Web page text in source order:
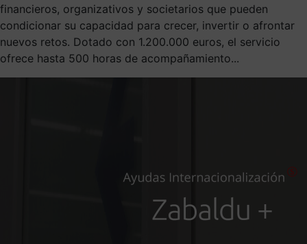
financieros, organizativos y societarios que pueden
condicionar su capacidad para crecer, invertir o afrontar
nuevos retos. Dotado con 1.200.000 euros, el servicio
ofrece hasta 500 horas de acompañamiento...